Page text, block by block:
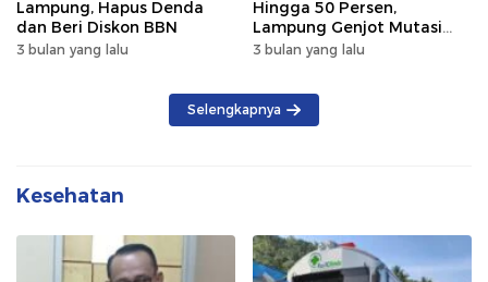
Lampung, Hapus Denda
dan Beri Diskon BBN
3 bulan yang lalu
Hingga 50 Persen,
Lampung Genjot Mutasi
Kendaraan Luar Daerah
3 bulan yang lalu
Selengkapnya
Kesehatan